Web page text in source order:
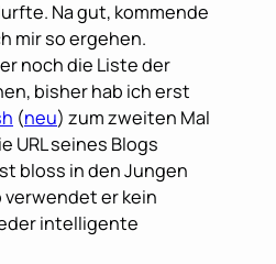
Na gut, kommende
mir so ergehen.
noch die Liste der
bisher hab ich erst
(neu) zum zweiten Mal
URL seines Blogs
bloss in den Jungen
er kein
intelligente